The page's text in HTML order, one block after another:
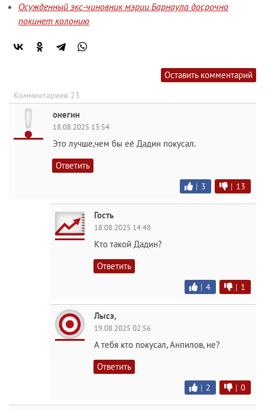
Осужденный экс-чиновник мэрии Барнаула досрочно
покинет колонию
Оставить комментарий
Комментариев 23
онегин
18.08.2025 13:54
Это лучше,чем бы её Дадин покусал.
Ответить
| 3 | 13
Гость
18.08.2025 14:48
Кто такой Дадин?
Ответить
| 4 | 1
Лысэ,
19.08.2025 02:56
А тебя кто покусал, Анпилов, не?
Ответить
| 2 | 0